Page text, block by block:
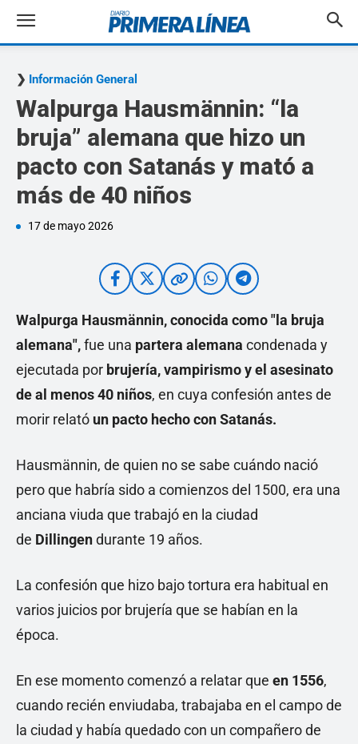
Información General
Walpurga Hausmännin: “la
bruja” alemana que hizo un
pacto con Satanás y mató a
más de 40 niños
17 de mayo 2026
Walpurga Hausmännin, conocida como "la bruja
alemana",fue una partera alemana condenada y
ejecutada por brujería, vampirismo y el asesinato
de al menos 40 niños, en cuya confesión antes de
morir relató un pacto hecho con Satanás.
Hausmännin, de quien no se sabe cuándo nació
pero que habría sido a comienzos del 1500, era una
anciana viuda que trabajó en la ciudad
de Dillingendurante 19 años.
La confesión que hizo bajo tortura era habitual en
varios juicios por brujería que se habían en la
época.
En ese momento comenzó a relatar que en 1556,
cuando recién enviudaba, trabajaba en el campo de
la ciudad y había quedado con un compañero de